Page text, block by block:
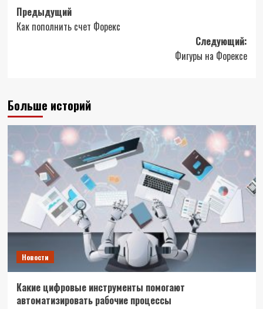
Навигация
записи
Предыдущий
Как пополнить счет Форекс
Следующий:
Фигуры на Форексе
Больше историй
Новости
Какие цифровые инструменты помогают
автоматизировать рабочие процессы